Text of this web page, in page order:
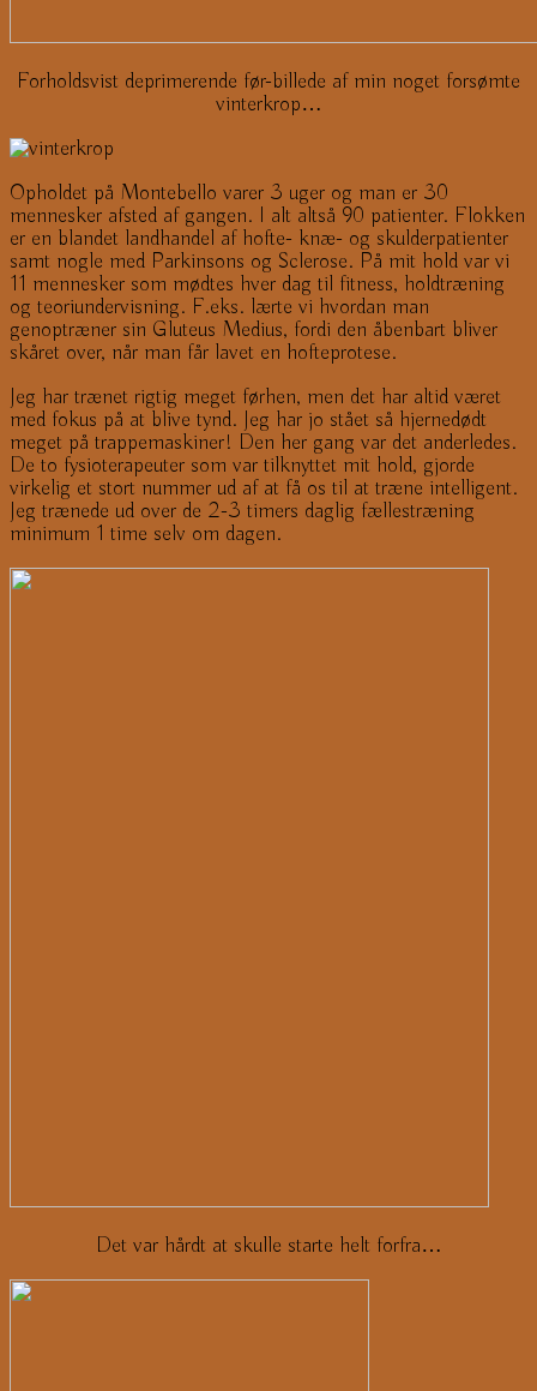
Forholdsvist deprimerende før-billede af min noget forsømte
vinterkrop…
Opholdet på Montebello varer 3 uger og man er 30
mennesker afsted af gangen. I alt altså 90 patienter. Flokken
er en blandet landhandel af hofte- knæ- og skulderpatienter
samt nogle med Parkinsons og Sclerose. På mit hold var vi
11 mennesker som mødtes hver dag til fitness, holdtræning
og teoriundervisning. F.eks. lærte vi hvordan man
genoptræner sin Gluteus Medius, fordi den åbenbart bliver
skåret over, når man får lavet en hofteprotese.
Jeg har trænet rigtig meget førhen, men det har altid været
med fokus på at blive tynd. Jeg har jo stået så hjernedødt
meget på trappemaskiner! Den her gang var det anderledes.
De to fysioterapeuter som var tilknyttet mit hold, gjorde
virkelig et stort nummer ud af at få os til at træne intelligent.
Jeg trænede ud over de 2-3 timers daglig fællestræning
minimum 1 time selv om dagen.
Det var hårdt at skulle starte helt forfra…